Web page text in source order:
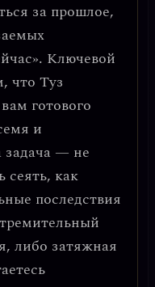
за прошлое,
Ключевой
что Туз
готового
и
задача — не
сеять, как
последствия
либо затяжная